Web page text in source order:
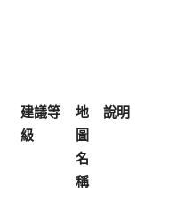
建議等
級
地
圖
名
稱
說明